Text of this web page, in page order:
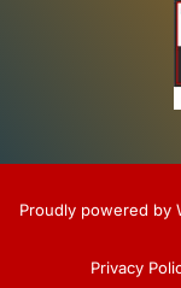
Proudly powered by
Privacy